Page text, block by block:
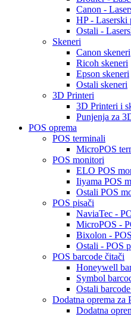
Canon -
HP - Laserski
Ostali -
Skeneri
Canon skeneri
Ricoh skeneri
Epson skeneri
Ostali skeneri
3D Printeri
3D Printeri i
Punjenja za
POS oprema
POS terminali
MicroPOS
POS monitori
ELO POS
Iiyama POS
Ostali POS
POS pisači
NaviaTec -
MicroPOS -
Bixolon -
Ostali - POS
POS barcode čitači
Honeywell
Symbol
Ostali
Dodatna oprema za
Dodatna